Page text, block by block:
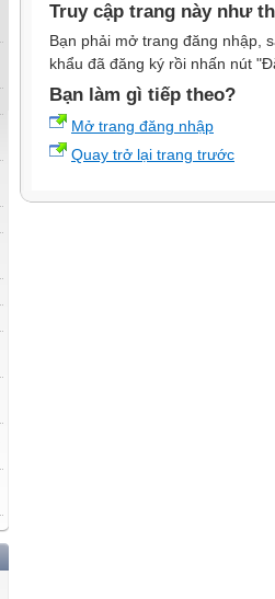
Truy cập trang này như
Bạn phải mở trang đăng nhập,
khẩu đã đăng ký rồi nhấn nút
Bạn làm gì tiếp theo?
Mở trang đăng nhập
Quay trở lại trang trước